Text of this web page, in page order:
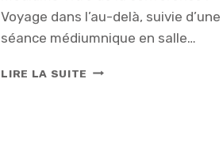
Voyage dans l’au-delà, suivie d’une
séance médiumnique en salle…
LIRE LA SUITE CONFÉRENCE